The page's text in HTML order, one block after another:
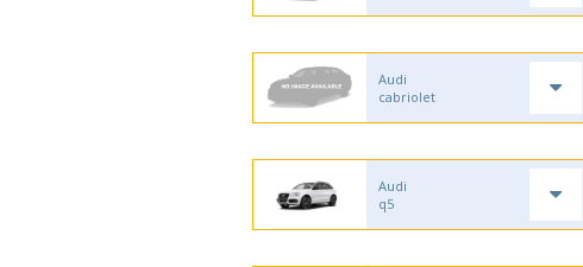
Audi
cabriolet
Audi
q5